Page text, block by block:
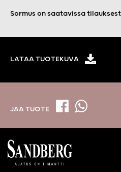
Sormus on saatavissa
LATAA TUOTEKUVA
JAA TUOTE